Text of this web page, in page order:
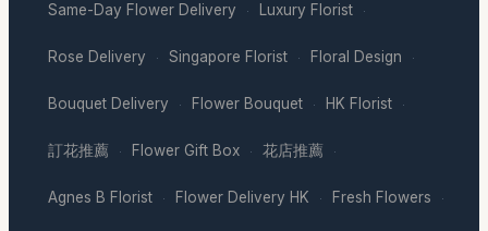
Same-Day Flower Delivery · Luxury Florist ·
Rose Delivery · Singapore Florist · Floral Design ·
Bouquet Delivery · Flower Bouquet · HK Florist ·
訂花推薦 · Flower Gift Box · 花店推薦 ·
Agnes B Florist · Flower Delivery HK · Fresh Flowers ·